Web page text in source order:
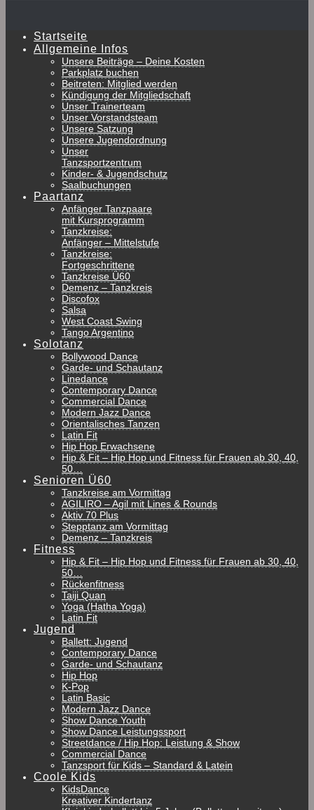
Startseite
Allgemeine Infos
Unsere Beiträge – Deine Kosten
Parkplatz buchen
Beitreten: Mitglied werden
Kündigung der Mitgliedschaft
Unser Trainerteam
Unser Vorstandsteam
Unsere Satzung
Unsere Jugendordnung
Unser
Tanzsportzentrum
Kinder- & Jugendschutz
Saalbuchungen
Paartanz
Anfänger Tanzpaare
mit Kursprogramm
Tanzkreise:
Anfänger – Mittelstufe
Tanzkreise:
Fortgeschrittene
Tanzkreise Ü60
Demenz – Tanzkreis
Discofox
Salsa
West Coast Swing
Tango Argentino
Solotanz
Bollywood Dance
Garde- und Schautanz
Linedance
Contemporary Dance
Commercial Dance
Modern Jazz Dance
Orientalisches Tanzen
Latin Fit
Hip Hop Erwachsene
Hip & Fit – Hip Hop und Fitness für Frauen ab 30, 40,
50…
Senioren Ü60
Tanzkreise am Vormittag
AGILIRO – Agil mit Lines & Rounds
Aktiv 70 Plus
Stepptanz am Vormittag
Demenz – Tanzkreis
Fitness
Hip & Fit – Hip Hop und Fitness für Frauen ab 30, 40,
50…
Rückenfitness
Taiji Quan
Yoga (Hatha Yoga)
Latin Fit
Jugend
Ballett: Jugend
Contemporary Dance
Garde- und Schautanz
Hip Hop
K-Pop
Latin Basic
Modern Jazz Dance
Show Dance Youth
Show Dance Leistungssport
Streetdance / Hip Hop: Leistung & Show
Commercial Dance
Tanzsport für Kids – Standard & Latein
Coole Kids
KidsDance
Kreativer Kindertanz